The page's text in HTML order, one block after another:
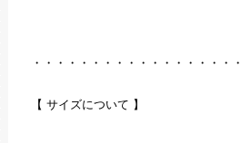
・・・・・・・・・・・・・・・・・
【 サイズについて 】